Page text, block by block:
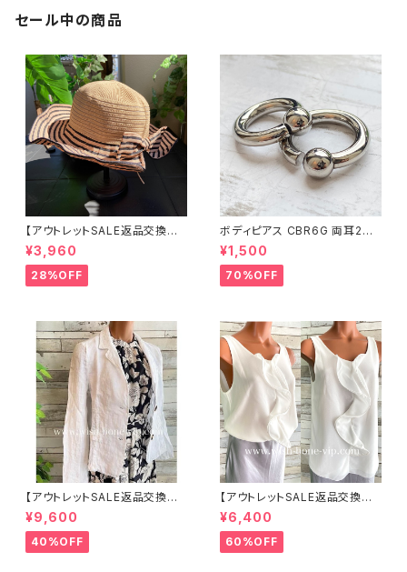
セール中の商品
【アウトレットSALE返品交換不
可8/20まで】つば広サマーハッ
ト・通気性・軽量 ワイヤー入りハ
ット ボーダー＆BIGリボン・女優
帽 UV/紫外線対策 レディースハ
¥3,960
28%OFF
ボディピアス CBR6G 両耳2個
セット 1ボール ネジ式 簡単脱着
サージカルステンレス NY直輸
入
¥1,500
70%OFF
【アウトレットSALE返品交換不
可8/20まで】イタリア製サマー
ジャケット｜Made in ITALY｜
リネン麻 飾りエリ ジャケット/ホ
ワイト
¥9,600
40%OFF
【アウトレットSALE返品交換不
可8/20まで】イタリア製 CASA
DEILUCA ITALY｜前フリル＆B
IGフリルトップス /ホワイト
¥6,400
60%OFF